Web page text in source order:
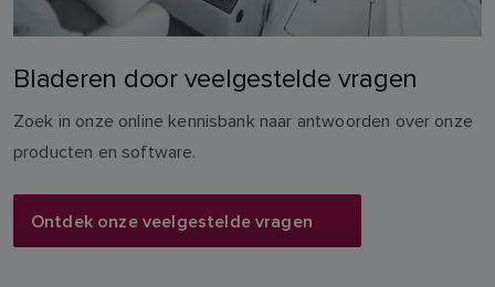
Bladeren door veelgestelde vragen
Zoek in onze online kennisbank naar antwoorden over onze
producten en software.
Ontdek onze veelgestelde vragen